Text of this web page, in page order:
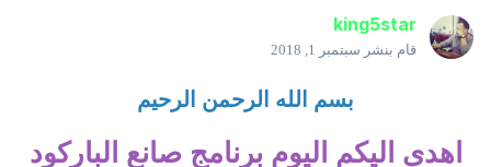
king5star
قام بنشر سبتمبر 1, 2018
بسم الله الرحمن الرحيم
اهدى اليكم اليوم برنامج صانع الباركود